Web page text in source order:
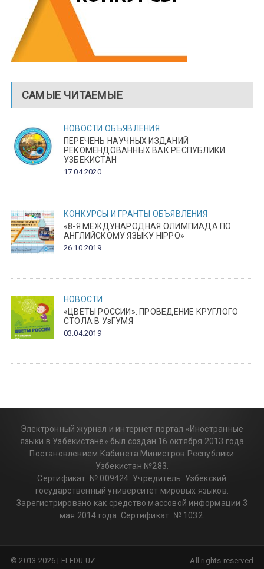
САМЫЕ ЧИТАЕМЫЕ
НОВОСТИ ОБЪЯВЛЕНИЯ
ПЕРЕЧЕНЬ НАУЧНЫХ ИЗДАНИЙ
РЕКОМЕНДОВАННЫХ ВАК РЕСПУБЛИКИ
УЗБЕКИСТАН
17.04.2020
КОНКУРСЫ И ГРАНТЫ ОБЪЯВЛЕНИЯ
«8-Я МЕЖДУНАРОДНАЯ ОЛИМПИАДА ПО
АНГЛИЙСКОМУ ЯЗЫКУ HIPPO»
26.10.2019
НОВОСТИ
«ЦВЕТЫ РОССИИ»: ПРОВЕДЕНИЕ КРУГЛОГО
СТОЛА В УзГУМЯ
03.04.2019
Электронный журнал и интернет-портал «Иностранные
языки в Узбекистане» был создан 16 октября 2013 года
Постановлением Кабинета Министров Республики
Узбекистан №283.
Сертификат: № 009424. Учредитель: Узбекский
государственный университет мировых языков.
Зарегистрировано как средство массовой информации 3
мая 2014 года. Сертификат: № 1032.
All rights reserved
© 2013-2026 | FLEDU.UZ